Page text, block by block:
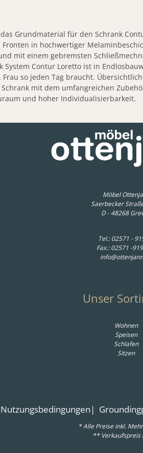
Grundmaterial für den Schrank
in hochwertiger
mit einem gebremsten
Contur Loretto ist in
Frau so jeden Tag braucht.
mit dem umfangreichen
und hoher Individualisierbarkeit.
Möbel
Saerbecker
D - 48268
Tel.:02571 -
Fax.: 02571 -
Unser
Wohnen
Speisen
Schlafen
Sitzen
Nutzungsbedingungen
* Alle Preise inkl.
** Verkaufspreis